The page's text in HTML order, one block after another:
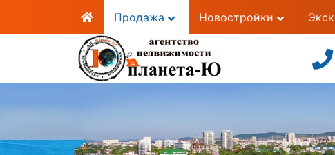
Продажа Новостройки